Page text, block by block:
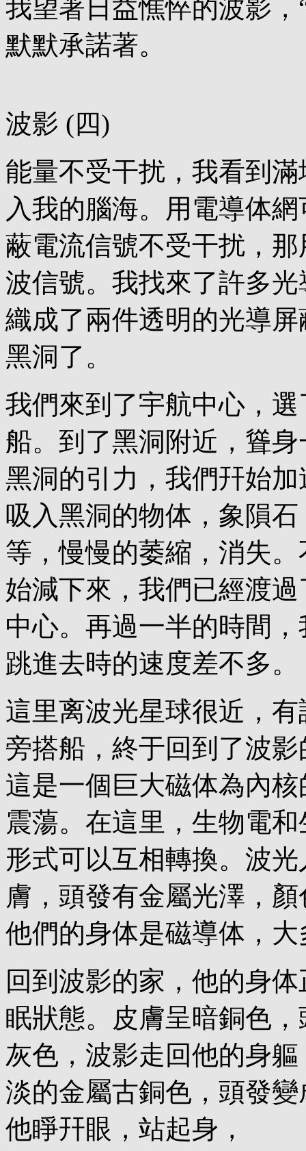
我望著日益憔悴的波影
默默承諾著。
波影 (四)
能量不受干扰，我看到
入我的腦海。用電導体
蔽電流信號不受干扰，
波信號。我找來了許多
織成了兩件透明的光導
黑洞了。
我們來到了宇航中心，
船。到了黑洞附近，聳
黑洞的引力，我們幵始
吸入黑洞的物体，象隕
等，慢慢的萎縮，消失
始減下來，我們已經渡
中心。再過一半的時間
跳進去時的速度差不多。
這里离波光星球很近，
旁搭船，終于回到了波
這是一個巨大磁体為內
震蕩。在這里，生物電
形式可以互相轉換。波
膚，頭發有金屬光澤，
他們的身体是磁導体，
回到波影的家，他的身
眠狀態。皮膚呈暗銅色，
灰色，波影走回他的身
淡的金屬古銅色，頭發
他睜幵眼，站起身，